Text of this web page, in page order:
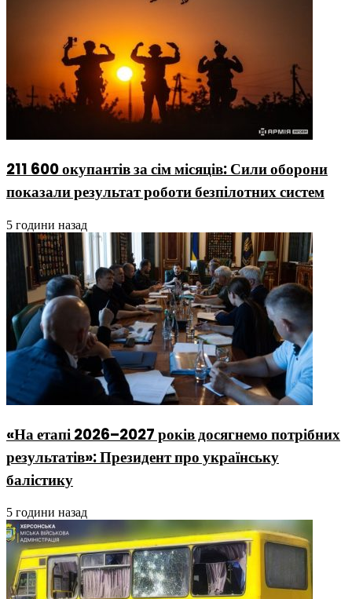
211 600 окупантів за сім місяців: Сили оборони
показали результат роботи безпілотних систем
5 години назад
«На етапі 2026–2027 років досягнемо потрібних
результатів»: Президент про українську
балістику
5 години назад